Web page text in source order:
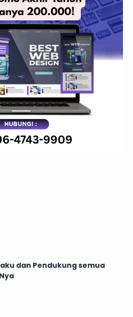
dan Pendukung semua